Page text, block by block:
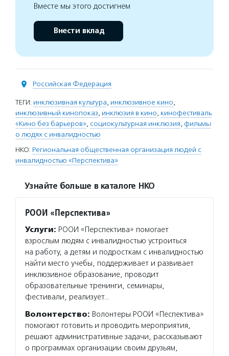
Вместе мы этого достигнем
Внести вклад
Российская Федерация
ТЕГИ: инклюзивная культура, инклюзивное кино,
инклюзивный кинопоказ, инклюзия в кино, кинофестиваль
«Кино без барьеров», социокультурная инклюзия, фильмы
о людях с инвалидностью
НКО: Региональная общественная организация людей с
инвалидностью «Перспектива»
Узнайте больше в каталоге НКО
РООИ «Перспектива»
Услуги: РООИ «Перспектива» помогает
взрослым людям с инвалидностью устроиться
на работу, а детям и подросткам с инвалидностью
найти место учебы, поддерживает и развивает
инклюзивное образование, проводит
образовательные тренинги, семинары,
фестивали, реализует…
Волонтерство: Волонтеры РООИ «Песпектива»
помогают готовить и проводить мероприятия,
решают административные задачи, рассказывают
о программах организации своим друзьям,